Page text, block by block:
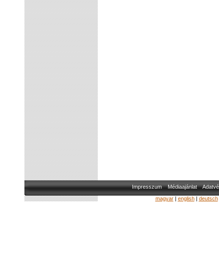
Impresszum Médiaajánlat
magyar| english| deutsch